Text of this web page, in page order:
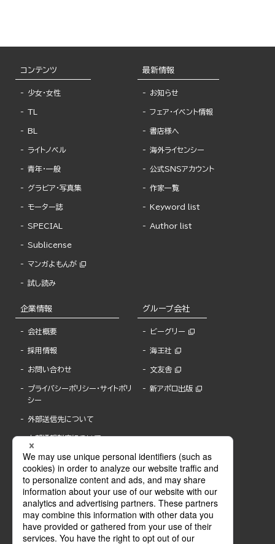
コンテンツ
少女・女性
TL
BL
ライトノベル
青年・一般
グラビア・写真集
モーター誌
SPECIAL
Sublicense
マンガよもんが
試し読み
最新情報
お知らせ
フェア・イベント情報
書店様へ
海外ライセンシー
公式SNSアカウント
作家一覧
Keyword list
Author list
企業情報
会社概要
採用情報
お問い合わせ
プライバシーポリシー・サイトポリ
シー
外部送信先について
内部通報制度について
グループ会社
ビーグリー
海王社
文友舎
新アポロ出版